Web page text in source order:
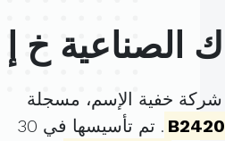
الصناعية خ إ
شركة خفية الإسم، مسجلة
. تم تأسيسها في 30